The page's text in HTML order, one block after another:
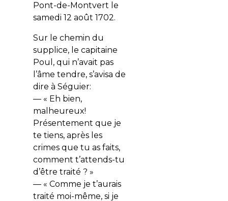
Pont-de-Montvert le
samedi 12 août 1702.
Sur le chemin du
supplice, le capitaine
Poul, qui n’avait pas
l’âme tendre, s’avisa de
dire à Séguier:
— « Eh bien,
malheureux!
Présentement que je
te tiens, après les
crimes que tu as faits,
comment t’attends-tu
d’être traité ? »
— « Comme je t’aurais
traité moi-même, si je